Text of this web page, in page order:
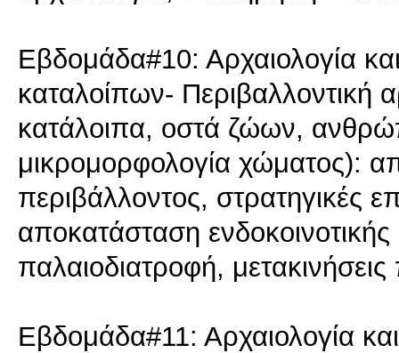
Εβδομάδα#10: Αρχαιολογία
καταλοίπων- Περιβαλλοντική
κατάλοιπα, οστά ζώων,
μικρομορφολογία χώματος):
περιβάλλοντος, στρατηγικές
αποκατάσταση
παλαιοδιατροφή,
Εβδομάδα#11: Αρχαιολογία και